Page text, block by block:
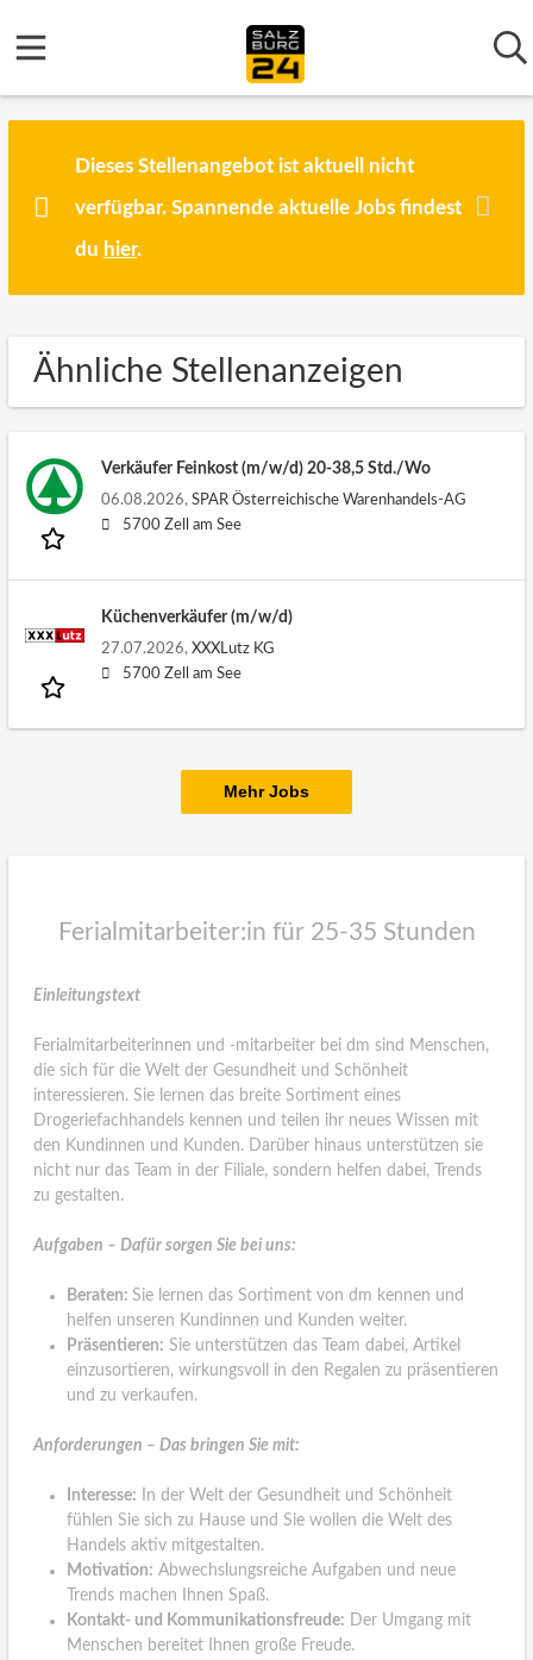
Dieses Stellenangebot ist aktuell nicht
verfügbar. Spannende aktuelle Jobs findest
du hier.
Ähnliche Stellenanzeigen
Verkäufer Feinkost (m/w/d) 20-38,5 Std./Wo
06.08.2026, SPAR Österreichische Warenhandels-AG
5700 Zell am See
Küchenverkäufer (m/w/d)
27.07.2026, XXXLutz KG
5700 Zell am See
Mehr Jobs
Ferialmitarbeiter:in für 25-35 Stunden
Einleitungstext
Ferialmitarbeiterinnen und -mitarbeiter bei dm sind Menschen,
die sich für die Welt der Gesundheit und Schönheit
interessieren. Sie lernen das breite Sortiment eines
Drogeriefachhandels kennen und teilen ihr neues Wissen mit
den Kundinnen und Kunden. Darüber hinaus unterstützen sie
nicht nur das Team in der Filiale, sondern helfen dabei, Trends
zu gestalten.
Aufgaben – Dafür sorgen Sie bei uns:
Beraten: Sie lernen das Sortiment von dm kennen und
helfen unseren Kundinnen und Kunden weiter.
Präsentieren: Sie unterstützen das Team dabei, Artikel
einzusortieren, wirkungsvoll in den Regalen zu präsentieren
und zu verkaufen.
Anforderungen – Das bringen Sie mit:
Interesse: In der Welt der Gesundheit und Schönheit
fühlen Sie sich zu Hause und Sie wollen die Welt des
Handels aktiv mitgestalten.
Motivation: Abwechslungsreiche Aufgaben und neue
Trends machen Ihnen Spaß.
Kontakt- und Kommunikationsfreude: Der Umgang mit
Menschen bereitet Ihnen große Freude.